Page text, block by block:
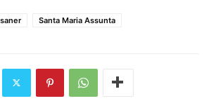
Santa Maria Assunta